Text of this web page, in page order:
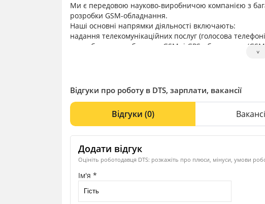
Ми є передовою науково-виробничою компанією з
розробки GSM-обладнання.
Наші основні напрямки діяльності включають:
надання телекомунікаційних послуг (голосова
розробка та виробництво GSM- і GPS-обладнання
(PDU), GPS-трекерів, контролерів, пристроїв для
оптимізація витрат на зв’язок за допомогою
встановлення комплексів відеоспостереження,
відеокамерами та базами даних номерів через WEB.
˅
Відгуки про роботу в DTS, зарплати, вакансії
Відгуки (0)
Додати відгук
Оцініть роботодавця DTS: розкажіть про плюси, мінуси, умови
Ім'я *